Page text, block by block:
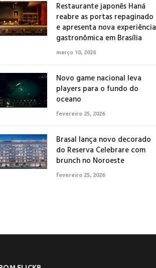
Restaurante japonês Haná
reabre as portas repaginado
e apresenta nova experiência
gastronômica em Brasília
março 10, 2026
Novo game nacional leva
players para o fundo do
oceano
fevereiro 25, 2026
Brasal lança novo decorado
do Reserva Celebrare com
brunch no Noroeste
fevereiro 25, 2026